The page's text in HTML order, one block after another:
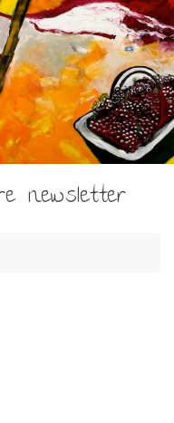
newsletter